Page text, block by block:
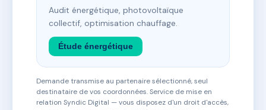
Audit énergétique, photovoltaïque
collectif, optimisation chauffage.
Étude énergétique
Demande transmise au partenaire sélectionné, seul
destinataire de vos coordonnées. Service de mise en
relation Syndic Digital — vous disposez d'un droit d'accès,